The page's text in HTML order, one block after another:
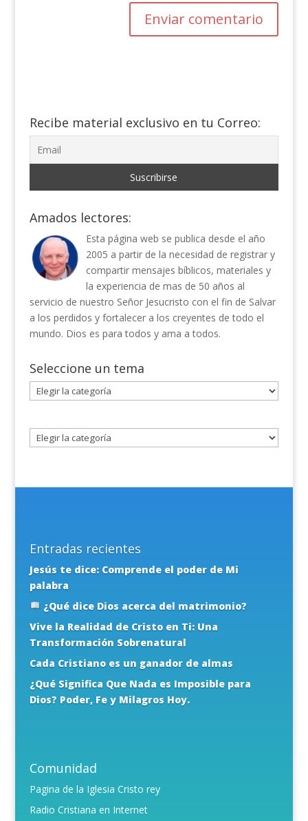
Recibe material exclusivo en tu Correo:
Amados lectores:
Esta página web se publica desde el año
2005 a partir de la necesidad de registrar y
compartir mensajes bíblicos, materiales y
la experiencia de mas de 50 años al
servicio de nuestro Señor Jesucristo con el fin de Salvar
a los perdidos y fortalecer a los creyentes de todo el
mundo. Dios es para todos y ama a todos.
Seleccione un tema
Seleccione
un
Entradas recientes
Jesús te dice: Comprende el poder de Mi
palabra
¿Qué dice Dios acerca del matrimonio?
Vive la Realidad de Cristo en Ti: Una
Transformación Sobrenatural
Cada Cristiano es un ganador de almas
¿Qué Significa Que Nada es Imposible para
Dios? Poder, Fe y Milagros Hoy.
Comunidad
Pagina de la Iglesia Cristo rey
Radio Cristiana en Internet